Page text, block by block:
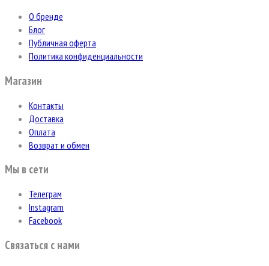
О бренде
Блог
Публичная оферта
Политика конфиденциальности
Магазин
Контакты
Доставка
Оплата
Возврат и обмен
Мы в сети
Телеграм
Instagram
Facebook
Связаться с нами